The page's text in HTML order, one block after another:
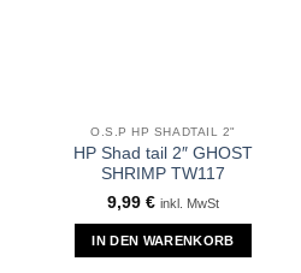
O.S.P HP SHADTAIL 2"
HP Shad tail 2″ GHOST
SHRIMP TW117
9,99 € inkl. MwSt
IN DEN WARENKORB